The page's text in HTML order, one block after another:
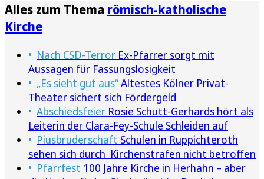
Alles zum Thema römisch-katholische
Kirche
Nach CSD-Terror Ex-Pfarrer sorgt mit
Aussagen für Fassungslosigkeit
„Es sieht gut aus“Ältestes Kölner Privat-
Theater sichert sich Fördergeld
Abschiedsfeier Rosie Schütt-Gerhards hört als
Leiterin der Clara-Fey-Schule Schleiden auf
Piusbruderschaft Schulen in Ruppichteroth
sehen sich durch Kirchenstrafen nicht betroffen
Pfarrfest 100 Jahre Kirche in Herhahn – aber